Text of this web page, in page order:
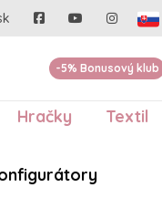
-5% Bonusový klub
Hračky Textil